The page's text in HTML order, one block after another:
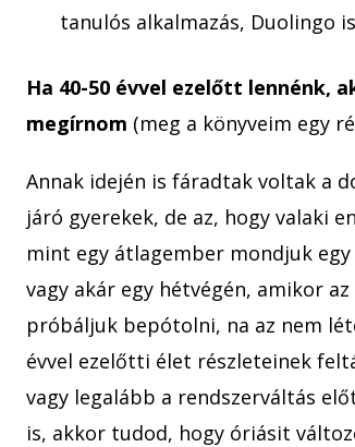
tanulós alkalmazás, Duolingo
Ha 40-50 évvel ezelőtt lennénk,
megírnom (meg a könyveim egy
Annak idején is fáradtak voltak a
járó gyerekek, de az, hogy valaki
mint egy átlagember mondjuk
vagy akár egy hétvégén, amikor
próbáljuk bepótolni, na az nem
évvel ezelőtti élet részleteinek
vagy legalább a rendszerváltás
is, akkor tudod, hogy óriásit